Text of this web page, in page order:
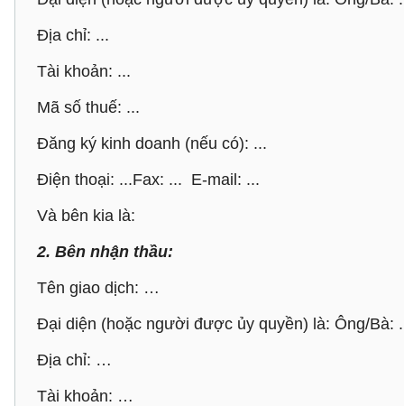
Địa chỉ: ...
Tài khoản: ...
Mã số thuế: ...
Đăng ký kinh doanh (nếu có): ...
Điện thoại: ...Fax: ... E-mail: ...
Và bên kia là:
2. Bên nhận thầu:
Tên giao dịch: …
Đại diện (hoặc người được ủy quyền) là: Ông/Bà:
Địa chỉ: …
Tài khoản: …